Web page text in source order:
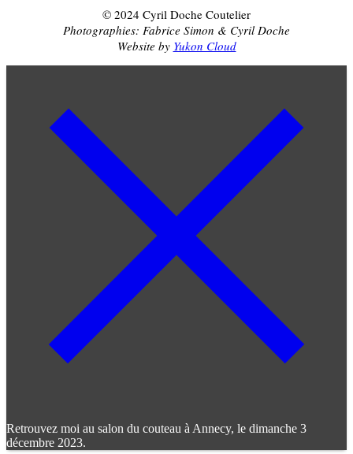
© 2024 Cyril Doche Coutelier
Photographies: Fabrice Simon & Cyril Doche
Website by Yukon Cloud
Retrouvez moi au salon du couteau à Annecy, le dimanche 3
décembre 2023.